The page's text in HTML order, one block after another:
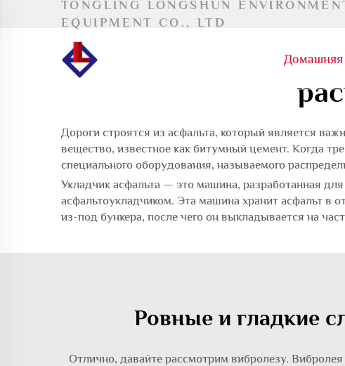
TONGLING LONGSHUN
EQUIPMENT CO., LTD
Домашняя
Дороги строятся из асфальта, который является
вещество, известное как битумный цемент. Когда
специального оборудования, называемого
Укладчик асфальта — это машина, разработанная
асфальтоукладчиком. Эта машина хранит асфальт в
из-под бункера, после чего он выкладывается на
Ровные и гладкие
Отлично, давайте рассмотрим вибролезу.